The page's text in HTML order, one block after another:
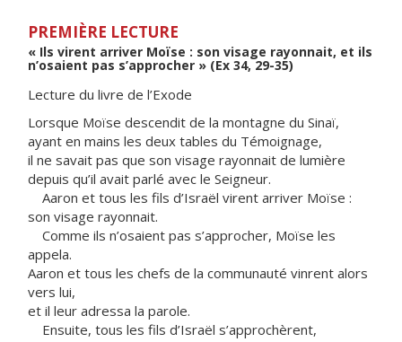
PREMIÈRE LECTURE
« Ils virent arriver Moïse : son visage rayonnait, et ils
n’osaient pas s’approcher » (Ex 34, 29-35)
Lecture du livre de l’Exode
Lorsque Moïse descendit de la montagne du Sinaï,
ayant en mains les deux tables du Témoignage,
il ne savait pas que son visage rayonnait de lumière
depuis qu’il avait parlé avec le Seigneur.
Aaron et tous les fils d’Israël virent arriver Moïse :
son visage rayonnait.
Comme ils n’osaient pas s’approcher, Moïse les
appela.
Aaron et tous les chefs de la communauté vinrent alors
vers lui,
et il leur adressa la parole.
Ensuite, tous les fils d’Israël s’approchèrent,